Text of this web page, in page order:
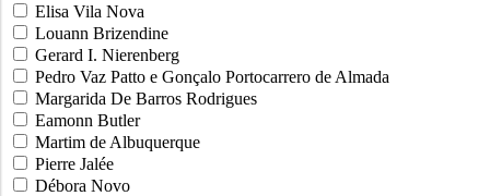
Elisa Vila Nova
Louann Brizendine
Gerard I. Nierenberg
Pedro Vaz Patto e Gonçalo Portocarrero de Almada
Margarida De Barros Rodrigues
Eamonn Butler
Martim de Albuquerque
Pierre Jalée
Débora Novo